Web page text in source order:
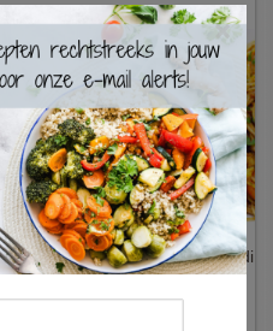
de
weten
van
dit
en
zalig lekkere Spaghetti Frutti di
×